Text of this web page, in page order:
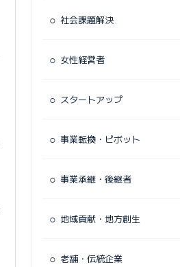
○ 社会課題解決
○ 女性経営者
○ スタートアップ
○ 事業転換・ピボット
○ 事業承継・後継者
○ 地域貢献・地方創生
○ 老舗・伝統企業